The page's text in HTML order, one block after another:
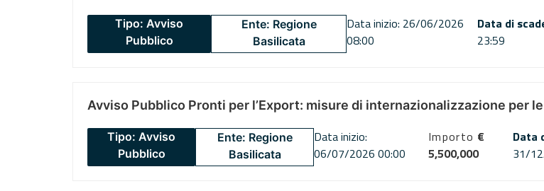
Tipo: Avviso
Pubblico
Ente: Regione
Basilicata
Data inizio: 26/06/2026
08:00
Data di
23:59
Avviso Pubblico Pronti per l’Export: misure di internazionalizzazione per
Tipo: Avviso
Pubblico
Ente: Regione
Basilicata
Data inizio:
06/07/2026 00:00
Importo €
5,500,000
Data
31/